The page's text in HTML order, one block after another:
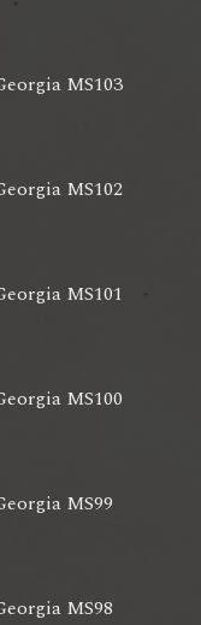
MS103
MS102
MS101
MS100
MS99
MS98